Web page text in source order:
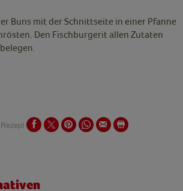
Buns mit der Schnittseite in einer Pfanne
Den Fischburgerit allen Zutaten